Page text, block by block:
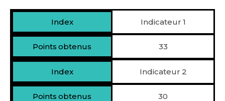
Indicateur 1
33
Indicateur 2
30